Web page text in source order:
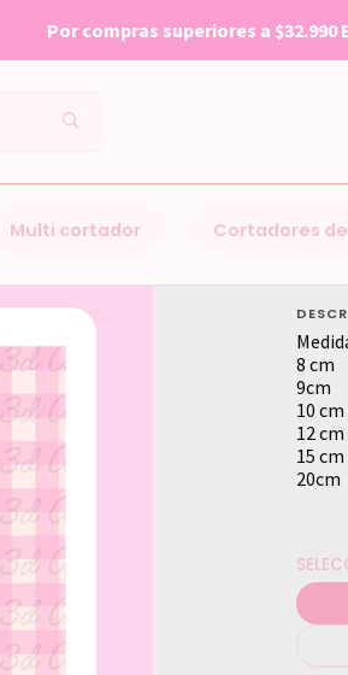
Multi cortador Cortadores
Por compras superiores a $32.990
8 cm
9cm
10 cm
12 cm
15 cm
20cm